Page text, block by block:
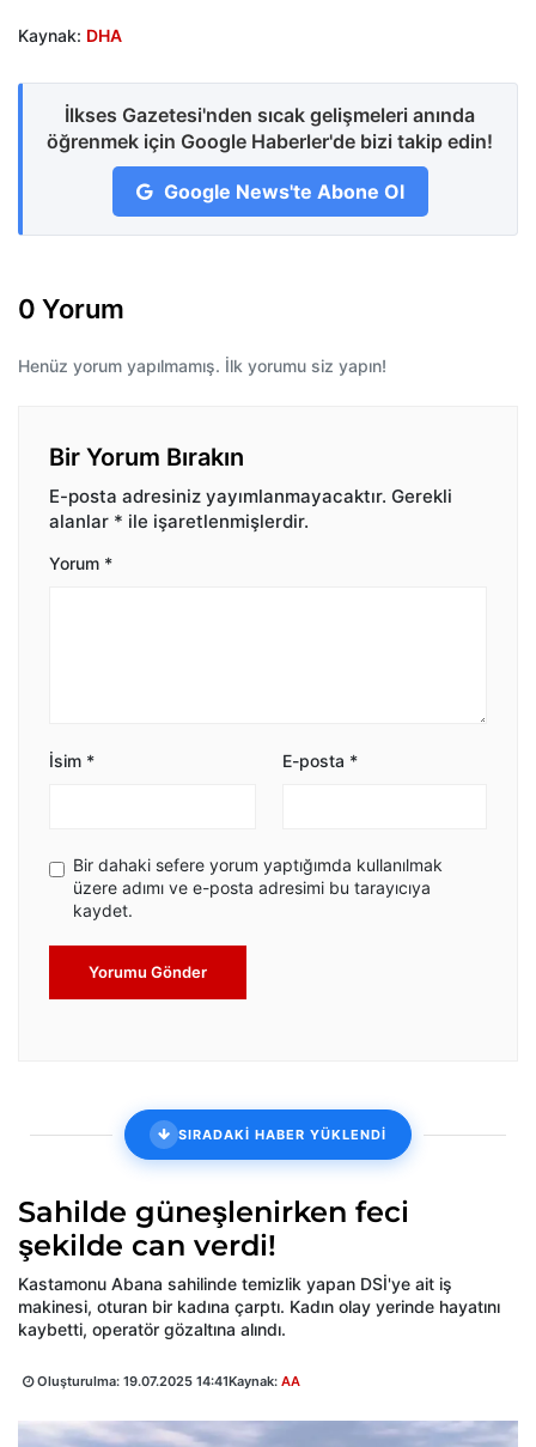
Kaynak: DHA
İlkses Gazetesi'nden sıcak gelişmeleri anında
öğrenmek için Google Haberler'de bizi takip edin!
Google News'te Abone Ol
0 Yorum
Henüz yorum yapılmamış. İlk yorumu siz yapın!
Bir Yorum Bırakın
E-posta adresiniz yayımlanmayacaktır. Gerekli
alanlar * ile işaretlenmişlerdir.
Yorum *
İsim * E-posta *
Bir dahaki sefere yorum yaptığımda kullanılmak
üzere adımı ve e-posta adresimi bu tarayıcıya
kaydet.
Yorumu Gönder
SIRADAKİ HABER YÜKLENDİ
Sahilde güneşlenirken feci
şekilde can verdi!
Kastamonu Abana sahilinde temizlik yapan DSİ'ye ait iş
makinesi, oturan bir kadına çarptı. Kadın olay yerinde hayatını
kaybetti, operatör gözaltına alındı.
Oluşturulma: 19.07.2025 14:41Kaynak: AA